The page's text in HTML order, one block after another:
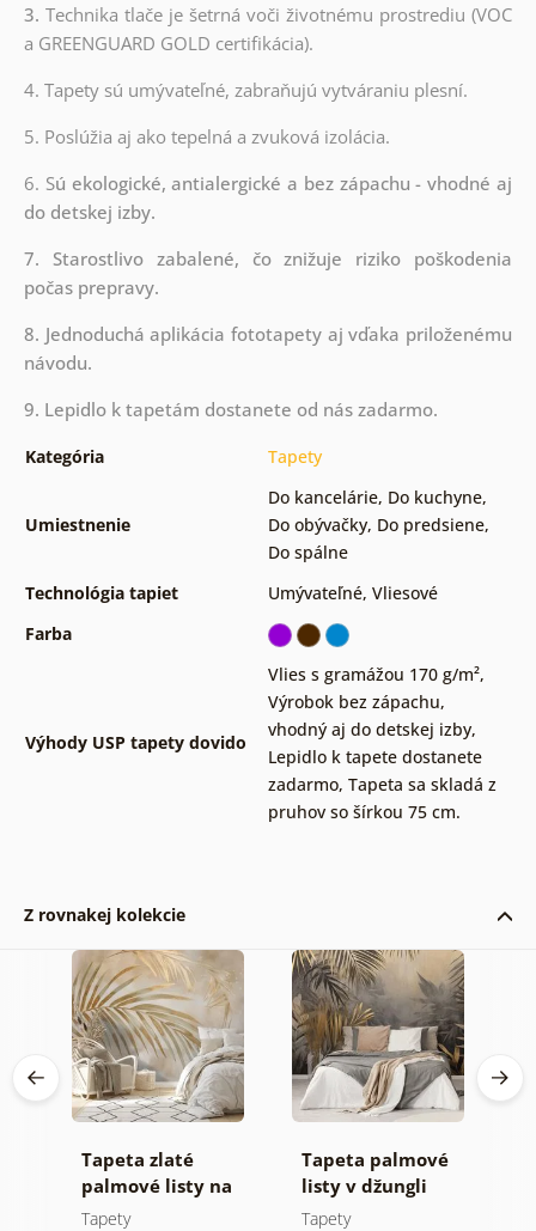
3. Technika tlače je šetrná voči životnému prostrediu (VOC
a GREENGUARD GOLD certifikácia).
4. Tapety sú umývateľné, zabraňujú vytváraniu plesní.
5. Poslúžia aj ako tepelná a zvuková izolácia.
6. Sú ekologické, antialergické a bez zápachu - vhodné aj
do detskej izby.
7. Starostlivo zabalené, čo znižuje riziko poškodenia
počas prepravy.
8. Jednoduchá aplikácia fototapety aj vďaka priloženému
návodu.
9. Lepidlo k tapetám dostanete od nás zadarmo.
Kategória Tapety
Umiestnenie
Do kancelárie, Do kuchyne,
Do obývačky, Do predsiene,
Do spálne
Technológia tapiet
Umývateľné, Vliesové
Farba
Výhody USP tapety dovido
Vlies s gramážou 170 g/m²,
Výrobok bez zápachu,
vhodný aj do detskej izby,
Lepidlo k tapete dostanete
zadarmo, Tapeta sa skladá z
pruhov so šírkou 75 cm.
Z rovnakej kolekcie
Tapeta zlaté
palmové listy na
béžovom pozadí
Tapety
Tapeta palmové
listy v džungli
Tapety